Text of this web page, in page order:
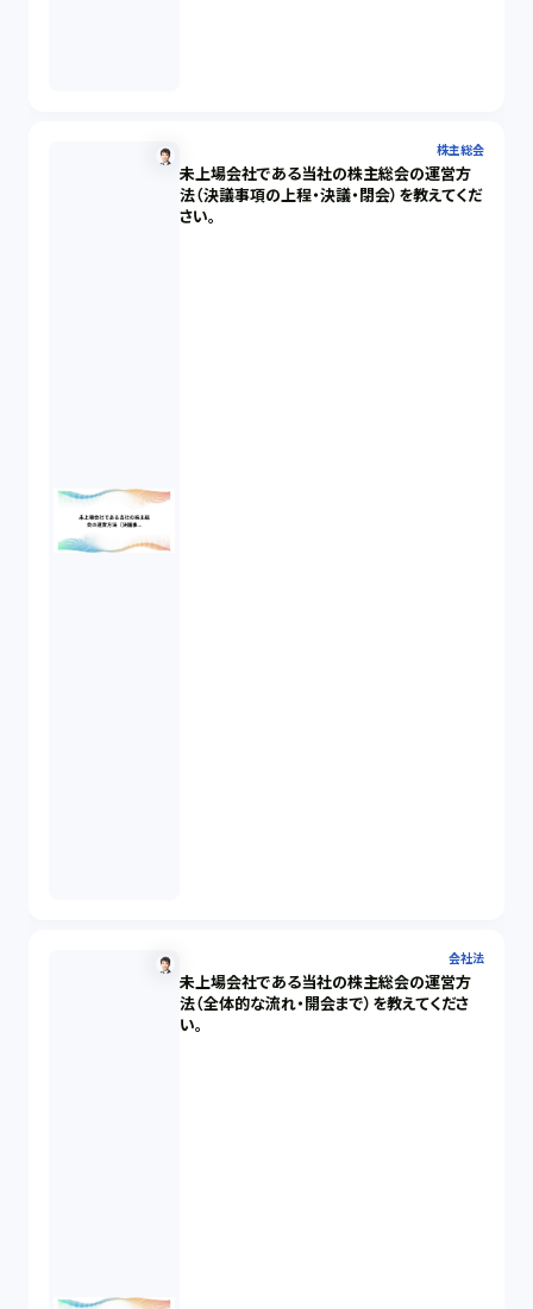
株主総会
未上場会社である当社の株主総会の運営方
法（決議事項の上程・決議・閉会）を教えてくだ
さい。
会社法
未上場会社である当社の株主総会の運営方
法（全体的な流れ・開会まで）を教えてくださ
い。